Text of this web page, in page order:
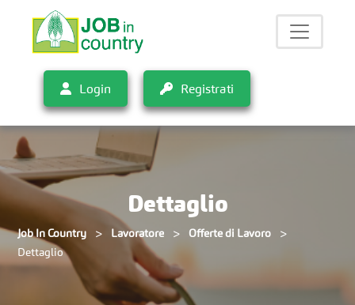
Login Registrati
Dettaglio
Job In Country > Lavoratore > Offerte di Lavoro >
Dettaglio